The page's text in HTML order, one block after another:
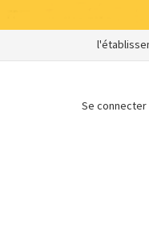
Se connecter